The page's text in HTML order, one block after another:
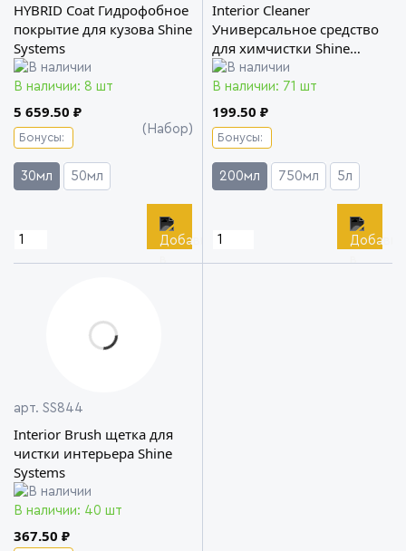
HYBRID Coat Гидрофобное
покрытие для кузова Shine
Systems
В наличии: 8 шт
5 659.50 ₽
Бонусы:
(Набор)
30мл 50мл
Interior Cleaner
Универсальное средство
для химчистки Shine
Systems
В наличии: 71 шт
199.50 ₽
Бонусы:
200мл 750мл 5л
арт. SS844
Interior Brush щетка для
чистки интерьера Shine
Systems
В наличии: 40 шт
367.50 ₽